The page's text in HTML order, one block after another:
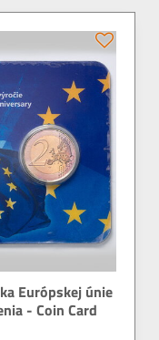
Európskej únie
- Coin Card